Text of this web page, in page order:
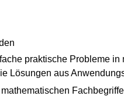
praktische Probleme
Lösungen aus